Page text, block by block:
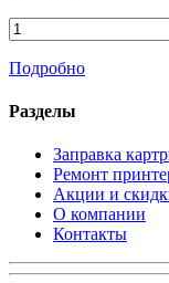
Подробно
Разделы
Заправка
Ремонт
Акции и
О компании
Контакты